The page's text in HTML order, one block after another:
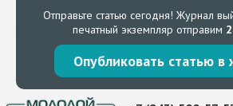
Отправьте статью сегодня! Журнал
печатный экземпляр отправим
Опубликовать статью в